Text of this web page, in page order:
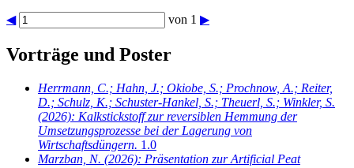
◀ von 1 ▶
Vorträge und Poster
Herrmann, C.; Hahn, J.; Okiobe, S.; Prochnow, A.; Reiter,
D.; Schulz, K.; Schuster-Hankel, S.; Theuerl, S.; Winkler, S.
(2026): Kalkstickstoff zur reversiblen Hemmung der
Umsetzungsprozesse bei der Lagerung von
Wirtschaftsdüngern. 1.0
Marzban, N. (2026): Präsentation zur Artificial Peat